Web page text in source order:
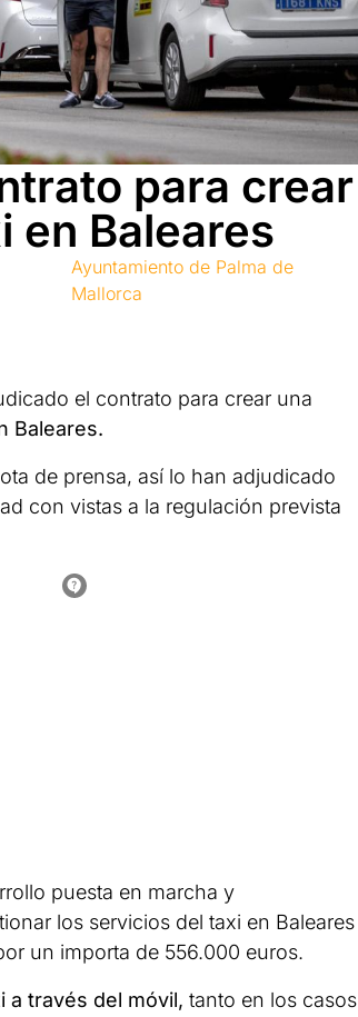
para crear
en Baleares
Ayuntamiento de Palma de
Mallorca
el contrato para crear una
Baleares.
de prensa, así lo han adjudicado
con vistas a la regulación prevista
puesta en marcha y
los servicios del taxi en Baleares
un importa de 556.000 euros.
a través del móvil, tanto en los casos